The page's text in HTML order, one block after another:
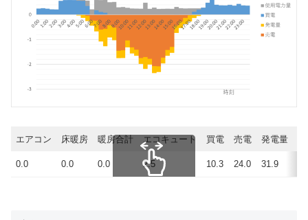
エアコン 床暖房 暖房合計 エコキュート 買電 売電 発電量
0.0 0.0 0.0 2.5 10.3 24.0 31.9